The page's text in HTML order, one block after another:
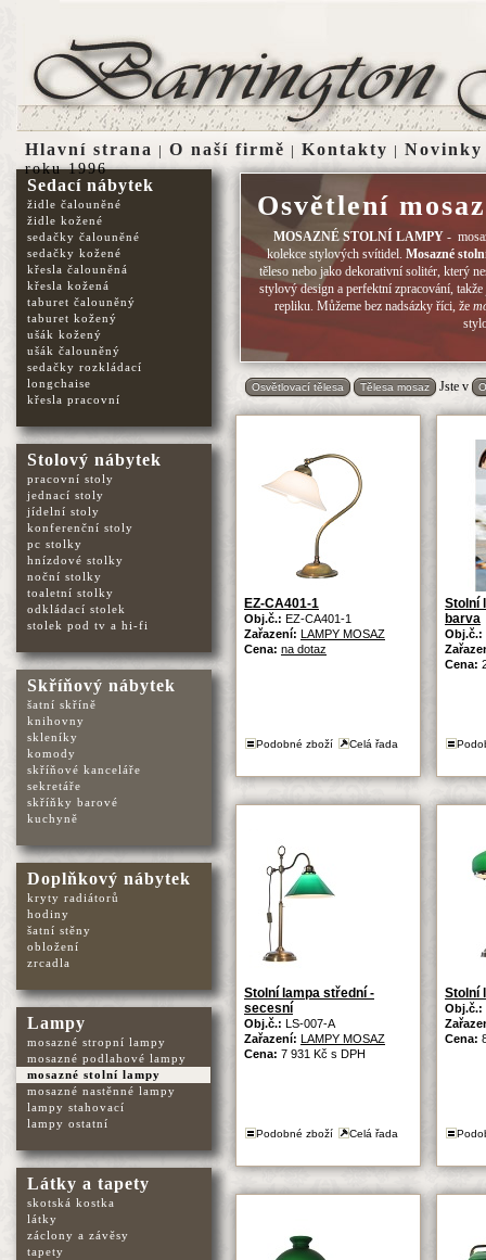
Osvětlení
MOSAZNÉ STOLNÍ LAMPY -
kolekce stylových svítidel. Mosazné
těleso nebo jako dekorativní solitér, který
stylový design a perfektní zpracování,
repliku. Můžeme bez nadsázky říci, že
Osvětlovací tělesa Tělesa mosaz Jste v
EZ-CA401-1
Obj.č.: EZ-CA401-1
Zařazení: LAMPY MOSAZ
Cena: na dotaz
Podobné zboží Celá řada
Stolní
barva
Obj.č.:
Cena:
Stolní lampa střední -
secesní
Obj.č.: LS-007-A
Zařazení: LAMPY MOSAZ
Cena: 7 931 Kč s DPH
Podobné zboží Celá řada
Stolní
Obj.č.:
Cena:
Sedací nábytek
židle čalouněné
židle kožené
sedačky čalouněné
sedačky kožené
křesla čalouněná
křesla kožená
taburet čalouněný
taburet kožený
ušák kožený
ušák čalouněný
sedačky rozkládací
longchaise
křesla pracovní
Stolový nábytek
pracovní stoly
jednací stoly
jídelní stoly
konferenční stoly
pc stolky
hnízdové stolky
noční stolky
toaletní stolky
odkládací stolek
stolek pod tv a hi-fi
Skříňový nábytek
šatní skříně
knihovny
skleníky
komody
skříňové kanceláře
sekretáře
skříňky barové
kuchyně
Doplňkový nábytek
kryty radiátorů
hodiny
šatní stěny
obložení
zrcadla
Lampy
mosazné stropní lampy
mosazné podlahové lampy
mosazné stolní lampy
mosazné nastěnné lampy
lampy stahovací
lampy ostatní
Látky a tapety
skotská kostka
látky
záclony a závěsy
tapety
Hlavní strana | O naší firmě | Kontakty | Novinky
roku 1996